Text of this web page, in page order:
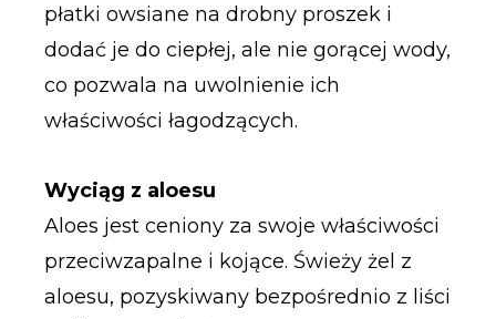
płatki owsiane na drobny proszek i
dodać je do ciepłej, ale nie gorącej wody,
co pozwala na uwolnienie ich
właściwości łagodzących.
Wyciąg z aloesu
Aloes jest ceniony za swoje właściwości
przeciwzapalne i kojące. Świeży żel z
aloesu, pozyskiwany bezpośrednio z liści